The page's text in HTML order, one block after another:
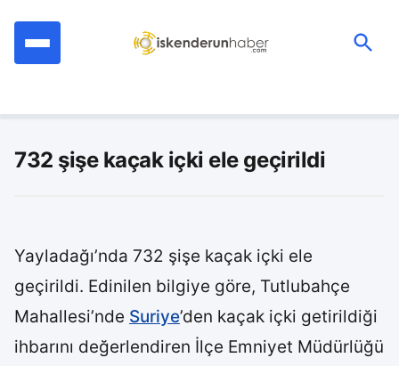
732 şişe kaçak içki ele geçirildi
Yayladağı’nda 732 şişe kaçak içki ele
geçirildi. Edinilen bilgiye göre, Tutlubahçe
Mahallesi’nde Suriye’den kaçak içki getirildiği
ihbarını değerlendiren İlçe Emniyet Müdürlüğü